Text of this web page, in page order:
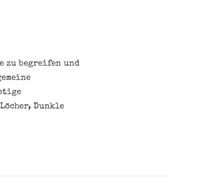
zu begreifen und
Dunkle